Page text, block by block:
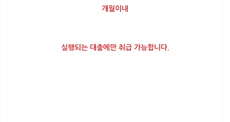
개월이내
실행되는 대출에만 취급 가능합니다.